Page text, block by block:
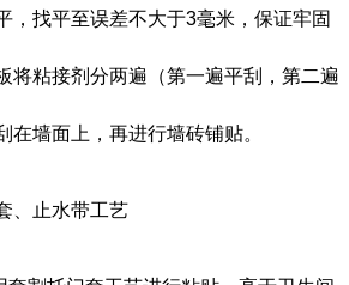
，找平至误差不大于3毫米，保证牢固
将粘接剂分两遍（第一遍平刮，第二遍
在墙面上，再进行墙砖铺贴。
、止水带工艺